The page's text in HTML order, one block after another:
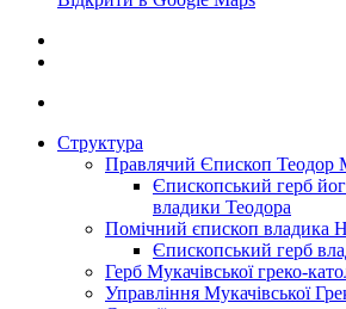
Структура
Правлячий Єпископ Теодор
Єпископський герб
владики Теодора
Помічний єпископ владика
Єпископський герб
Герб Мукачівської греко-
Управління Мукачівської